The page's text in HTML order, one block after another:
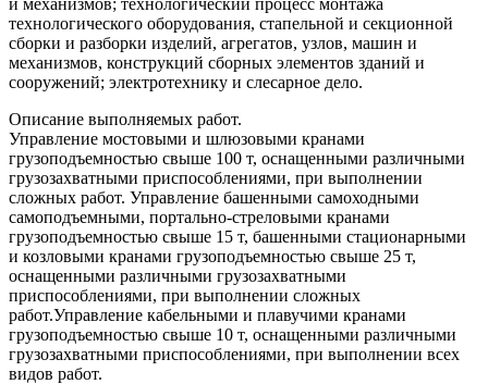
технологического оборудования, стапельной и секционной
сборки и разборки изделий, агрегатов, узлов, машин и
механизмов, конструкций сборных элементов зданий и
сооружений; электротехнику и слесарное дело.
Описание выполняемых работ.
Управление мостовыми и шлюзовыми кранами
грузоподъемностью свыше 100 т, оснащенными различными
грузозахватными приспособлениями, при выполнении
сложных работ. Управление башенными самоходными
самоподъемными, портально-стреловыми кранами
грузоподъемностью свыше 15 т, башенными стационарными
и козловыми кранами грузоподъемностью свыше 25 т,
оснащенными различными грузозахватными
приспособлениями, при выполнении сложных
работ.Управление кабельными и плавучими кранами
грузоподъемностью свыше 10 т, оснащенными различными
грузозахватными приспособлениями, при выполнении всех
видов работ.